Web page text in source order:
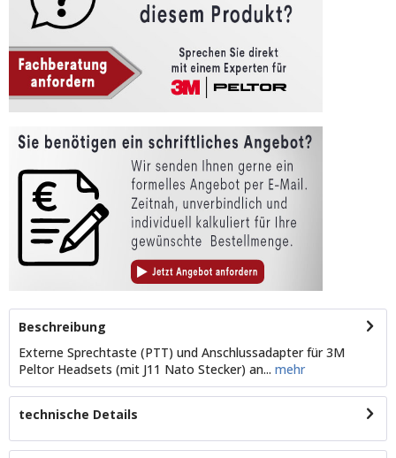
Beschreibung
Externe Sprechtaste (PTT) und Anschlussadapter für 3M
Peltor Headsets (mit J11 Nato Stecker) an... mehr
technische Details